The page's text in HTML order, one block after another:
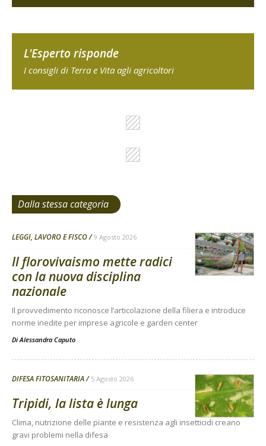
L'Esperto risponde
I consigli di Terra e Vita agli agricoltori
Dalla stessa categoria
LEGGI, LAVORO E FISCO 9 Agosto 2026
Il florovivaismo mette radici
con la nuova disciplina
nazionale
Il provvedimento riconosce l’articolazione della filiera e introduce
norme inedite per imprese agricole e garden center
Di Alessandra Caputo
DIFESA FITOSANITARIA 5 Agosto 2026
Tripidi, la lista è lunga
Clima, nutrizione delle piante e resistenza agli insetticidi creano
gravi problemi nella difesa